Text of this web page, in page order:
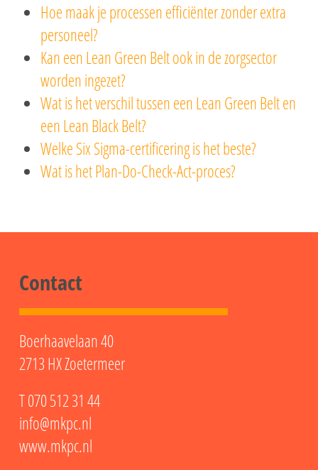
Hoe maak je processen efficiënter zonder extra
personeel?
Kan een Lean Green Belt ook in de zorgsector
worden ingezet?
Wat is het verschil tussen een Lean Green Belt en
een Lean Black Belt?
Welke Six Sigma-certificering is het beste?
Wat is het Plan-Do-Check-Act-proces?
Contact
Boerhaavelaan 40
2713 HX Zoetermeer
T070 512 31 44
info@mkpc.nl
www.mkpc.nl